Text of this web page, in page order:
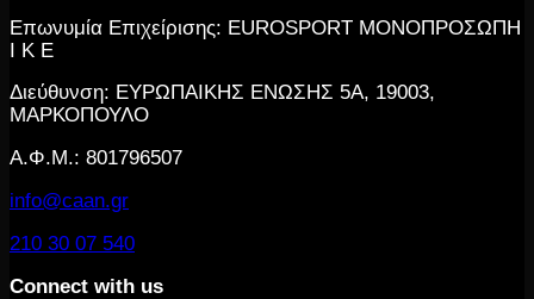
Επωνυμία Επιχείρισης: EUROSPORT ΜΟΝΟΠΡΟΣΩΠΗ
Ι Κ Ε
Διεύθυνση: ΕΥΡΩΠΑΙΚΗΣ ΕΝΩΣΗΣ 5Α, 19003,
ΜΑΡΚΟΠΟΥΛΟ
Α.Φ.Μ.: 801796507
info@caan.gr
210 30 07 540
Connect with us